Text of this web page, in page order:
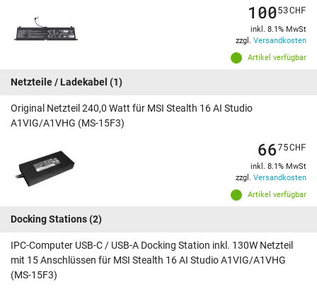
Artikel verfügbar
10053CHF
inkl. 8.1% MwSt
zzgl. Versandkosten
Netzteile / Ladekabel (1)
Original Netzteil 240,0 Watt für MSI Stealth 16 AI Studio
A1VIG/A1VHG (MS-15F3)
Artikel verfügbar
6675CHF
inkl. 8.1% MwSt
zzgl. Versandkosten
Docking Stations(2)
IPC-Computer USB-C / USB-A Docking Station inkl. 130W Netzteil
mit 15 Anschlüssen für MSI Stealth 16 AI Studio A1VIG/A1VHG
(MS-15F3)